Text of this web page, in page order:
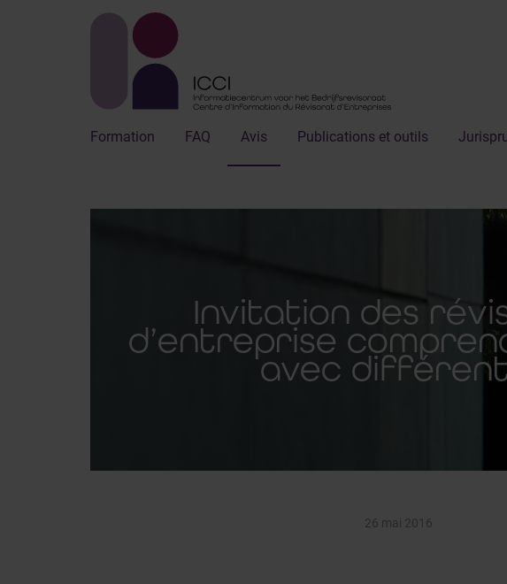
Formation FAQ Avis Publications et outils
Invitation des
d’entreprise
avec
26 mai 2016